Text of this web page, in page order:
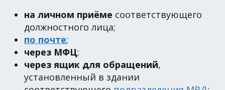
на личном приёме соответствующего
должностного лица;
по почте;
через МФЦ;
через ящик для обращений,
установленный в здании